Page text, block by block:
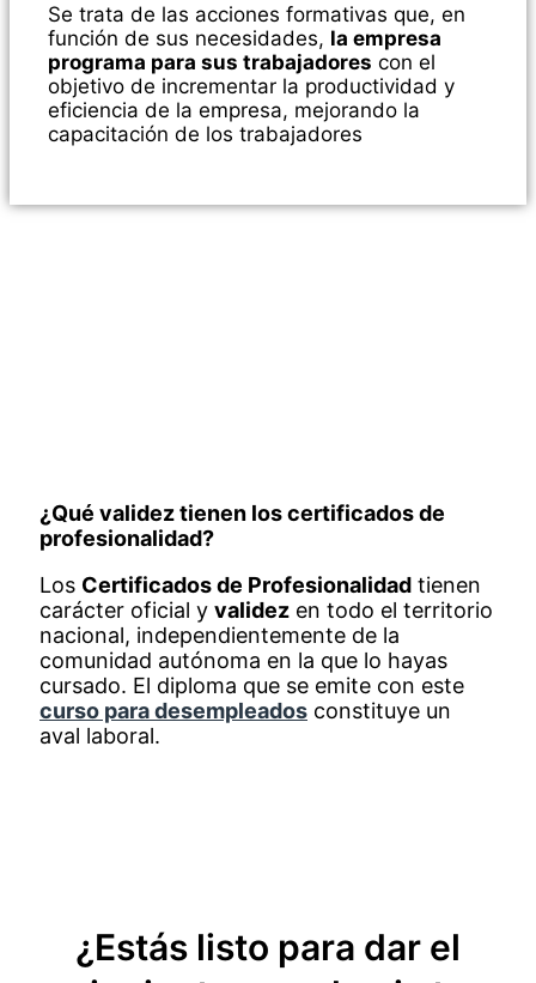
Se trata de las acciones formativas que, en
función de sus necesidades, la empresa
programa para sus trabajadores con el
objetivo de incrementar la productividad y
eficiencia de la empresa, mejorando la
capacitación de los trabajadores
¿Qué validez tienen los certificados de
profesionalidad?
Los Certificados de Profesionalidad tienen
carácter oficial y validez en todo el territorio
nacional, independientemente de la
comunidad autónoma en la que lo hayas
cursado. El diploma que se emite con este
curso para desempleados constituye un
aval laboral.
¿Estás listo para dar el